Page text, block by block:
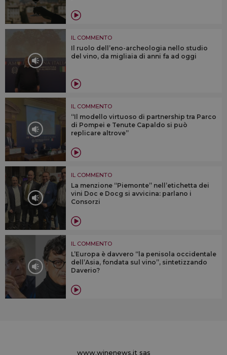
IL COMMENTO
Il ruolo dell’eno-archeologia nello studio
del vino, da migliaia di anni fa ad oggi
IL COMMENTO
“Il modello virtuoso di partnership tra Parco
di Pompei e Tenute Capaldo si può
replicare altrove”
IL COMMENTO
La menzione “Piemonte” nell’etichetta dei
vini Doc e Docg si avvicina: parlano i
Consorzi
IL COMMENTO
L’Europa è davvero “la penisola occidentale
dell’Asia, fondata sul vino”, sintetizzando
Daverio?
www.winenews.it sas